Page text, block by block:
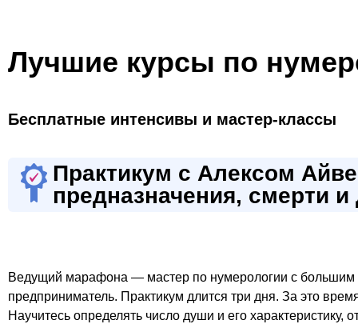
Лучшие курсы по
Бесплатные интенсивы и мастер-классы
Практикум с Алексом
предназначения, смерти и
Ведущий марафона — мастер по нумерологии с большим
предприниматель. Практикум длится три дня. За это
Научитесь определять число души и его